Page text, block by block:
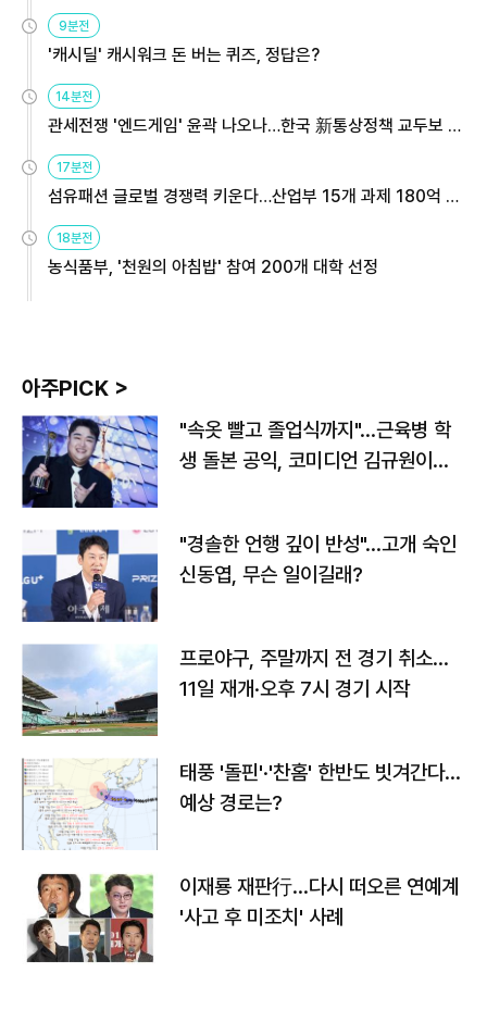
9분전
'캐시딜' 캐시워크 돈 버는 퀴즈, 정답은?
14분전
관세전쟁 '엔드게임' 윤곽 나오나…한국 新통상정책 교두보 활
용해야
17분전
섬유패션 글로벌 경쟁력 키운다…산업부 15개 과제 180억 지
원
18분전
농식품부, '천원의 아침밥' 참여 200개 대학 선정
아주PICK >
"속옷 빨고 졸업식까지"…근육병 학
생 돌본 공익, 코미디언 김규원이었
"경솔한 언행 깊이 반성"…고개 숙인
신동엽, 무슨 일이길래?
프로야구, 주말까지 전 경기 취소…
11일 재개·오후 7시 경기 시작
태풍 '돌핀'·'찬홈' 한반도 빗겨간다…
예상 경로는?
이재룡 재판行…다시 떠오른 연예계
'사고 후 미조치' 사례